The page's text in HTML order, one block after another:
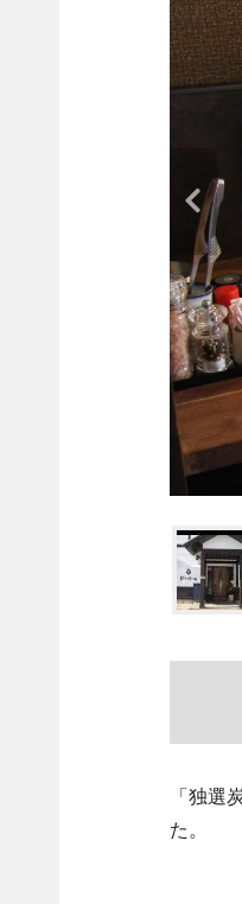
「独
た。